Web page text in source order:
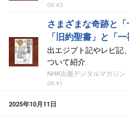
06:43
さまざまな奇跡と
「旧約聖書」と「一
出エジプト記やレビ記
ついて紹介
NHK出版デジタルマガジン
06:41
2025年10月11日